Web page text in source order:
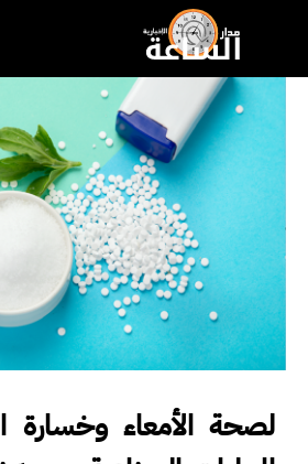
لصحة الأمعاء وخسارة